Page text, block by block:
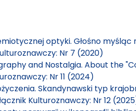
optyki. Głośno
Nr 7 (2020)
and Nostalgia. About the
Nr 11 (2024)
Skandynawski typ
Kulturoznawczy: Nr 12